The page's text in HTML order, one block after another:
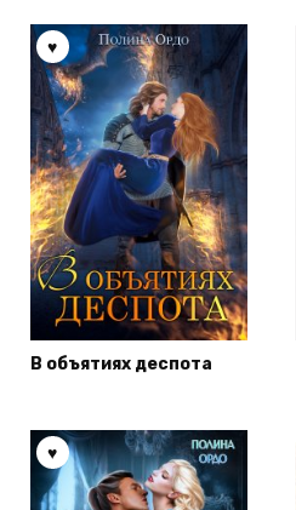
В объятиях деспота